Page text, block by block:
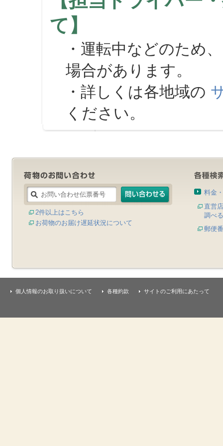
て】
・運転中などのため
場合があります。
・詳しくは各地域の
ください。
2件以上はこちら
お荷物のお届け遅延状況について
料金
直営
調べる
郵便
個人情報のお取り扱いについて 各種約款 サイトのご利用にあたって